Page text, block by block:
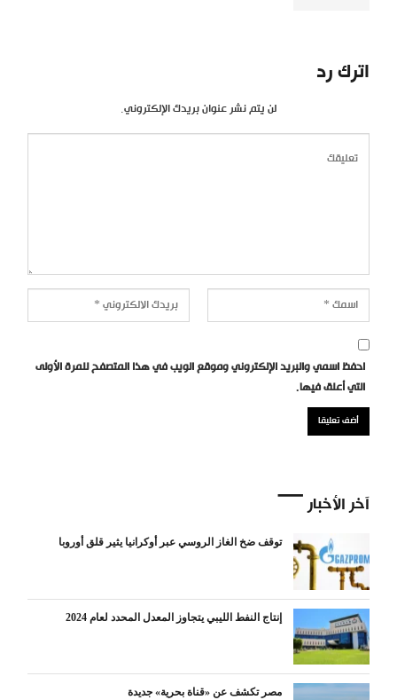
اترك رد
لن يتم نشر عنوان بريدك الإلكتروني.
احفظ اسمي والبريد الإلكتروني وموقع الويب في هذا المتصفح للمرة الأولى
التي أعلق فيها.
آخر الأخبار
توقف ضخ الغاز الروسي عبر أوكرانيا يثير قلق أوروبا
إنتاج النفط الليبي يتجاوز المعدل المحدد لعام 2024
مصر تكشف عن «قناة بحرية» جديدة